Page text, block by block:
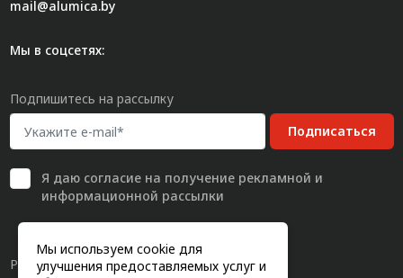
Мы используем cookie для
улучшения предоставляемых услуг и
mail@alumica.by
Мы в соцсетях:
Подпишитесь на рассылку
Подписаться
Я даю согласиена получение рекламной и
информационной рассылки
Разработка сайта